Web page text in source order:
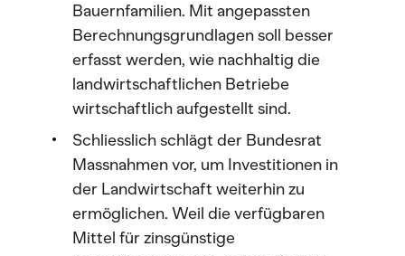
Bauernfamilien. Mit angepassten
Berechnungsgrundlagen soll besser
erfasst werden, wie nachhaltig die
landwirtschaftlichen Betriebe
wirtschaftlich aufgestellt sind.
Schliesslich schlägt der Bundesrat
Massnahmen vor, um Investitionen in
der Landwirtschaft weiterhin zu
ermöglichen. Weil die verfügbaren
Mittel für zinsgünstige